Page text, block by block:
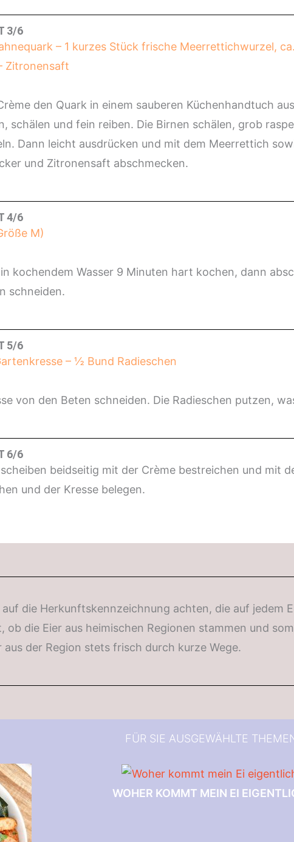
3/6
– 1 kurzes Stück frische Meerrettichwurzel,
Zitronensaft
den Quark in einem sauberen Küchenhandtuch
schälen und fein reiben. Die Birnen schälen, grob
Dann leicht ausdrücken und mit dem Meerrettich
und Zitronensaft abschmecken.
4/6
M)
in kochendem Wasser 9 Minuten hart kochen, dann
schneiden.
5/6
– ½ Bund Radieschen
von den Beten schneiden. Die Radieschen putzen,
6/6
beidseitig mit der Crème bestreichen und mit
und der Kresse belegen.
die Herkunftskennzeichnung achten, die auf jedem
ob die Eier aus heimischen Regionen stammen und
aus der Region stets frisch durch kurze Wege.
FÜR SIE AUSGEWÄHLTE
WOHER KOMMT MEIN EI